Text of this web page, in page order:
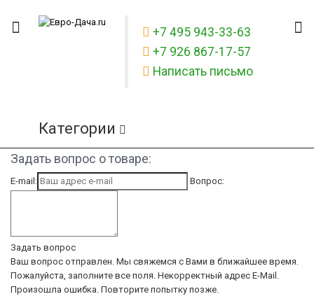
+7 495 943-33-63
+7 926 867-17-57
Написать письмо
Категории
Задать вопрос о товаре:
E-mail: Вопрос:
Задать вопрос
Ваш вопрос отправлен. Мы свяжемся с Вами в ближайшее время.
Пожалуйста, заполните все поля. Некорректный адрес E-Mail.
Произошла ошибка. Повторите попытку позже.